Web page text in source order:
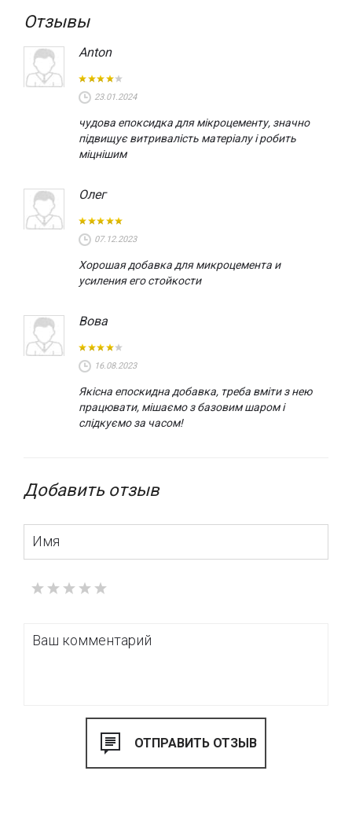
Трехкомпонентная смесь штукатурки Rasal c
затвердителем Epoxy Binder рационально использовать в
коммерческих интерьерах с завышенными
эксплуатационными потребностями или высоким
пешеходным трафиком.
Купить микроцемент для пола и стен можно онлайн через
наш интернет-магазин www.tbi.ua или у официальных
дилеров Novacolor в Украине.
Микроцемент в Киеве купить
разных цветах, а также есть интерьерные образцы в
больших объемах.
Отзывы
Anton
23.01.2024
чудова епоксидка для мікроцементу, значно
підвищує витривалість матеріалу і робить
міцнішим
Олег
07.12.2023
Хорошая добавка для микроцемента и
усиления его стойкости
Вова
16.08.2023
Якісна епоскидна добавка, треба вміти з нею
працювати, мішаємо з базовим шаром і
слідкуємо за часом!
Добавить отзыв